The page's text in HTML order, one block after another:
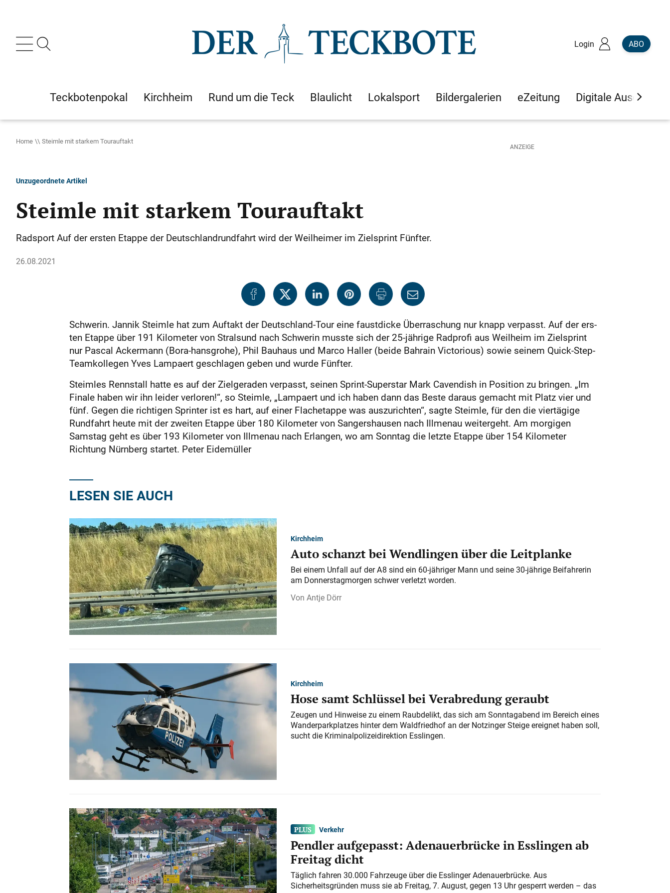
Login ABO
Teckbotenpokal Kirchheim Rund um die Teck Blaulicht Lokalsport Bildergalerien eZeitung Digitale Ausgaben
Home Steimle mit starkem Tourauftakt
Unzugeordnete Artikel
Steimle mit starkem Tourauftakt
Radsport Auf der ersten Etappe der Deutschlandrundfahrt wird der Weilheimer im Zielsprint Fünfter.
26.08.2021
Schwerin. Jannik Steimle hat zum Auftakt der Deutschland-Tour eine faustdicke Überraschung nur knapp verpasst. Auf der ers-
ten Etappe über 191 Kilometer von Stralsund nach Schwerin musste sich der 25-jährige Radprofi aus Weilheim im Zielsprint
nur Pascal Ackermann (Bora-hansgrohe), Phil Bauhaus und Marco Haller (beide Bahrain Victorious) sowie seinem Quick-Step-
Teamkollegen Yves Lampaert geschlagen geben und wurde Fünfter.
Steimles Rennstall hatte es auf der Zielgeraden verpasst, seinen Sprint-Superstar Mark Cavendish in Position zu bringen. „Im
Finale haben wir ihn leider verloren!“, so Steimle, „Lampaert und ich haben dann das Beste daraus gemacht mit Platz vier und
fünf. Gegen die richtigen Sprinter ist es hart, auf einer Flachetappe was auszurichten“, sagte Steimle, für den die viertägige
Rundfahrt heute mit der zweiten Etappe über 180 Kilometer von Sangershausen nach Illmenau weitergeht. Am morgigen
Samstag geht es über 193 Kilometer von Illmenau nach Erlangen, wo am Sonntag die letzte Etappe über 154 Kilometer
Richtung Nürnberg startet. Peter Eidemüller
LESEN SIE AUCH
Kirchheim
Auto schanzt bei Wendlingen über die Leitplanke
Bei einem Unfall auf der A 8 sind ein 60-jähriger Mann und seine 30-jährige Beifahrerin
am Donnerstagmorgen schwer verletzt worden.
Antje Dörr
Kirchheim
Hose samt Schlüssel bei Verabredung geraubt
Zeugen und Hinweise zu einem Raubdelikt, das sich am Sonntagabend im Bereich eines
Wanderparkplatzes hinter dem Waldfriedhof an der Notzinger Steige ereignet haben soll,
sucht die Kriminalpolizeidirektion Esslingen.
Verkehr
Pendler aufgepasst: Adenauerbrücke in Esslingen ab
Freitag dicht
Täglich fahren 30.000 Fahrzeuge über die Esslinger Adenauerbrücke. Aus
Sicherheitsgründen muss sie ab Freitag, 7. August, gegen 13 Uhr gesperrt werden – das